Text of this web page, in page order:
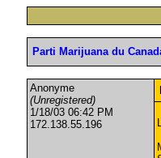
Parti Marijuana du
Anonyme
(Unregistered)
1/18/03 06:42 PM
172.138.55.196